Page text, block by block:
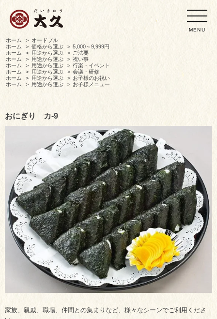
MENU
ホーム > オードブル
ホーム
> 価格から選ぶ > 5,000～9,999円
ホーム
> 用途から選ぶ > ご法要
ホーム
> 用途から選ぶ > 祝い事
ホーム
> 用途から選ぶ > 行楽・イベント
ホーム
> 用途から選ぶ > 会議・研修
ホーム
> 用途から選ぶ > お子様のお祝い
ホーム
> 用途から選ぶ > お子様メニュー
おにぎり カ-9
家族、親戚、職場、仲間との集まりなど、様々なシーンでご利用くださ